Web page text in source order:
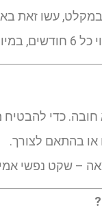
עשו זאת
ביטחונית
חובה. כדי
או בהתאם לצורך.
– שקט נפשי